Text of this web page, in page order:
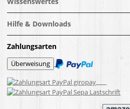
Hilfe & Downloads
Zahlungsarten